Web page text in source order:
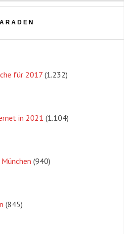
für 2017 (1.232)
in 2021 (1.104)
(940)
(845)